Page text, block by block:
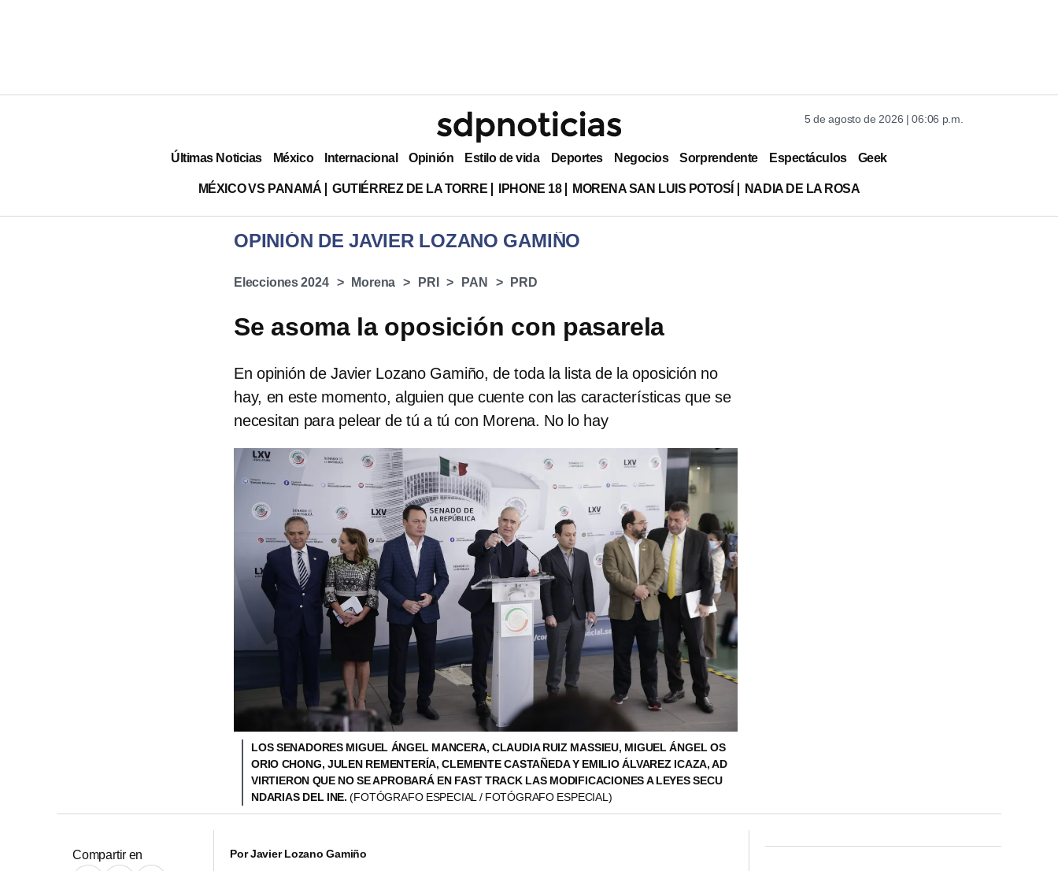
5 de agosto de 2026 | 06:06 p.m.
Últimas Noticias México Internacional Opinión Estilo de vida Deportes Negocios Sorprendente Espectáculos Geek
MÉXICO VS PANAMÁ GUTIÉRREZ DE LA TORRE IPHONE 18 MORENA SAN LUIS POTOSÍ NADIA DE LA ROSA
OPINIÓN DE JAVIER LOZANO GAMIÑO
Elecciones 2024 Morena PRI PAN PRD
Se asoma la oposición con pasarela
En opinión de Javier Lozano Gamiño, de toda la lista de la oposición no
hay, en este momento, alguien que cuente con las características que se
necesitan para pelear de tú a tú con Morena. No lo hay
LOS SENADORES MIGUEL ÁNGEL MANCERA, CLAUDIA RUIZ MASSIEU, MIGUEL ÁNGEL OS
ORIO CHONG, JULEN REMENTERÍA, CLEMENTE CASTAÑEDA Y EMILIO ÁLVAREZ ICAZA, AD
VIRTIERON QUE NO SE APROBARÁ EN FAST TRACK LAS MODIFICACIONES A LEYES SECU
NDARIAS DEL INE.(FOTÓGRAFO ESPECIAL / FOTÓGRAFO ESPECIAL)
Compartir en PorJavier Lozano Gamiño